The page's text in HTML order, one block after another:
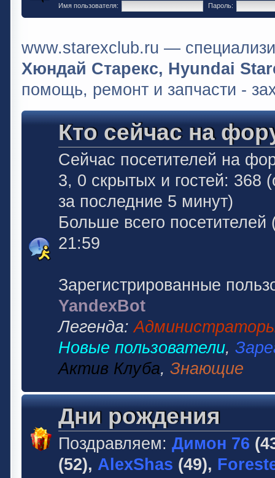
Имя пользователя: Пароль:
www.starexclub.ru —
Хюндай Старекс, Hyundai
помощь, ремонт и запчасти -
Кто сейчас на
Сейчас посетителей на
3, 0 скрытых и гостей: 368
за последние 5 минут)
Больше всего посетителей
21:59
Зарегистрированные
YandexBot
Легенда:
Новые пользователи,
Актив Клуба, Знающие
Дни рождения
Поздравляем: Димон 76
(52), AlexShas (49),